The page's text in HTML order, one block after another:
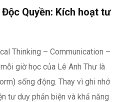
Quyền: Kích hoạt tư
Thinking – Communication –
giờ học của Lê Anh Thư là
sống động. Thay vì ghi nhớ
tư duy phản biện và khả năng